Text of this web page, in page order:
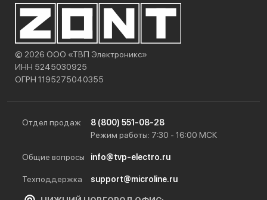
© 2026 ООО «ТВП Электроникс»
ИНН 5245030925
ОГРН 1195275040355
Отдел продаж
8 (800) 551-08-28
Режим работы: 7:30 - 16:00 МСК
Общие вопросы info@tvp-electro.ru
Техподдержка support@microline.ru